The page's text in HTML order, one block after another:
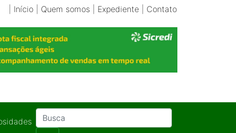
Início| Quem somos Expediente| Contato